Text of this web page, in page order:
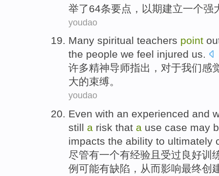
举了64条要点 ，以期建立一个强
youdao
Many spiritual teachers point
the people we feel injured us.
许多精神导师指出 ， 对于我们感
大的束缚。
youdao
Even with an experienced and
still a risk that a use case may
impacts the ability to ultimately
尽管有一个有经验 且 受过良好训
例 可能有缺陷 ， 从而影响最终创